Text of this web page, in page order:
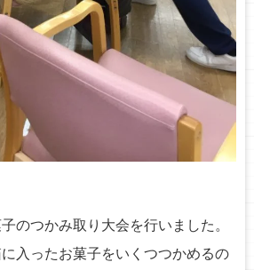
のつかみ取り大会を行いました。
入ったお菓子をいくつつかめるの